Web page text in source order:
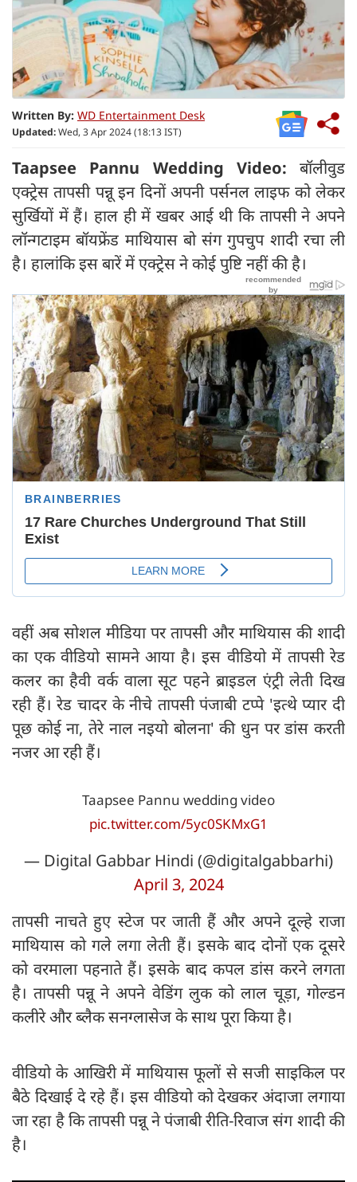
Written By: WD Entertainment Desk
Updated:Wed, 3 Apr 2024 (18:13 IST)
Taapsee Pannu Wedding Video: बॉलीवुड
एक्ट्रेस तापसी पन्नू इन दिनों अपनी पर्सनल लाइफ को लेकर
सुर्खियों में हैं। हाल ही में खबर आई थी कि तापसी ने अपने
लॉन्गटाइम बॉयफ्रेंड माथियास बो संग गुपचुप शादी रचा ली
है। हालांकि इस बारें में एक्ट्रेस ने कोई पुष्टि नहीं की है।
वहीं अब सोशल मीडिया पर तापसी और माथियास की शादी
का एक वीडियो सामने आया है। इस वीडियो में तापसी रेड
कलर का हैवी वर्क वाला सूट पहने ब्राइडल एंट्री लेती दिख
रही हैं। रेड चादर के नीचे तापसी पंजाबी टप्पे 'इत्थे प्यार दी
पूछ कोई ना, तेरे नाल नइयो बोलना' की धुन पर डांस करती
नजर आ रही हैं।
Taapsee Pannu wedding video
pic.twitter.com/5yc0SKMxG1
— Digital Gabbar Hindi (@digitalgabbarhi)
April 3, 2024
तापसी नाचते हुए स्टेज पर जाती हैं और अपने दूल्हे राजा
माथियास को गले लगा लेती हैं। इसके बाद दोनों एक दूसरे
को वरमाला पहनाते हैं। इसके बाद कपल डांस करने लगता
है। तापसी पन्नू ने अपने वेडिंग लुक को लाल चूड़ा, गोल्डन
कलीरे और ब्लैक सनग्लासेज के साथ पूरा किया है।
वीडियो के आखिरी में माथियास फूलों से सजी साइकिल पर
बैठे दिखाई दे रहे हैं। इस वीडियो को देखकर अंदाजा लगाया
जा रहा है कि तापसी पन्नू ने पंजाबी रीति-रिवाज संग शादी की
है।